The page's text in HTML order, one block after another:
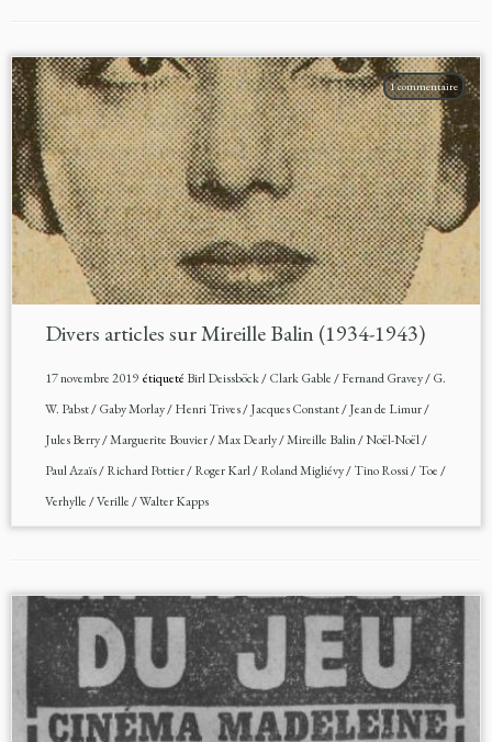
1 commentaire
Divers articles sur Mireille Balin (1934-1943)
17 novembre 2019étiqueté Birl Deissböck/Clark Gable/Fernand Gravey/G.
W. Pabst/Gaby Morlay/Henri Trives/Jacques Constant/Jean de Limur/
Jules Berry/Marguerite Bouvier/Max Dearly/Mireille Balin/Noël-Noël/
Paul Azaïs/Richard Pottier/Roger Karl/Roland Migliévy/Tino Rossi/Toe/
Verhylle/Verille/Walter Kapps